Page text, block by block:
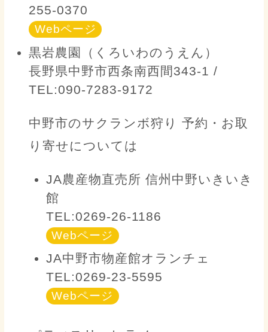
255-0370
Webページ
黒岩農園（くろいわのうえん）
長野県中野市西条南西間343-1 /
TEL:090-7283-9172
中野市のサクランボ狩り 予約・お取
り寄せについては
JA農産物直売所 信州中野いきいき
館
TEL:0269-26-1186
Webページ
JA中野市物産館オランチェ
TEL:0269-23-5595
Webページ